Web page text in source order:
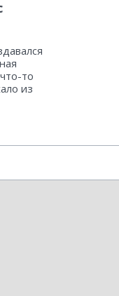
то
из